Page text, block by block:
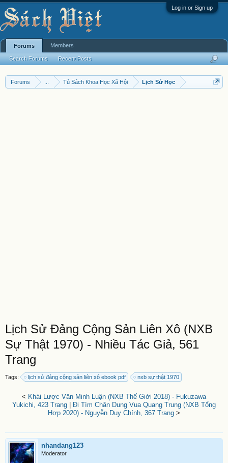
Log in or Sign up
Forums Tủ Sách Khoa Học Xã Hội Lịch Sử Học
Lịch Sử Đảng Cộng Sản Liên Xô (NXB
Sự Thật 1970) - Nhiều Tác Giả, 561
Trang
Tags: lịch sử đảng cộng sản liên xô ebook pdf nxb sự thật 1970
< Khái Lược Văn Minh Luận (NXB Thế Giới 2018) - Fukuzawa
Yukichi, 423 Trang
Đi Tìm Chân Dung Vua Quang Trung (NXB Tổng
Hợp 2020) - Nguyễn Duy Chính, 367 Trang >
nhandang123
Moderator
Forums
Search Forums Recent Posts
Members